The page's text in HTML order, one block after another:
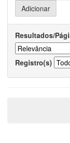
Resultados/
Registro(s)